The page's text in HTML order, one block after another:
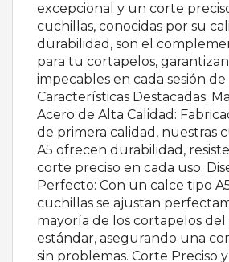
excepcional y un corte
cuchillas, conocidas por su
durabilidad, son el
para tu cortapelos,
impecables en cada sesión
Características Destacadas:
Acero de Alta Calidad:
de primera calidad, nuestras
A5 ofrecen durabilidad,
corte preciso en cada uso.
Perfecto: Con un calce tipo
cuchillas se ajustan
mayoría de los cortapelos del
estándar, asegurando una
sin problemas. Corte Preciso